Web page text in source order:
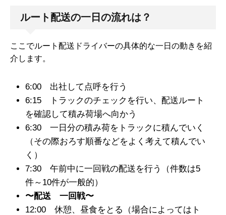
ルート配送の一日の流れは？
ここでルート配送ドライバーの具体的な一日の動きを紹
介します。
6:00 出社して点呼を行う
6:15 トラックのチェックを行い、配送ルート
を確認して積み荷場へ向かう
6:30 一日分の積み荷をトラックに積んでいく
（その際おろす順番などをよく考えて積んでい
く）
7:30 午前中に一回戦の配送を行う（件数は5
件～10件が一般的）
〜配送 一回戦〜
12:00 休憩、昼食をとる（場合によってはト